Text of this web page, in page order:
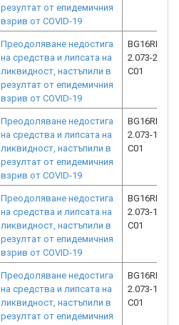
резултат от епидемичния
взрив от COVID-19
Преодоляване недостига
на средства и липсата на
ликвидност, настъпили в
резултат от епидемичния
взрив от COVID-19
2.073-
C01
Преодоляване недостига
на средства и липсата на
ликвидност, настъпили в
резултат от епидемичния
взрив от COVID-19
2.073-
C01
Преодоляване недостига
на средства и липсата на
ликвидност, настъпили в
резултат от епидемичния
взрив от COVID-19
2.073-
C01
Преодоляване недостига
на средства и липсата на
ликвидност, настъпили в
резултат от епидемичния
2.073-
C01